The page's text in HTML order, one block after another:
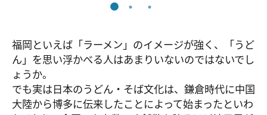
福岡といえば「ラーメン」のイメージが強く、「うど
ん」を思い浮かべる人はあまりいないのではないでし
ょうか。
でも実は日本のうどん・そば文化は、鎌倉時代に中国
大陸から博多に伝来したことによって始まったといわ